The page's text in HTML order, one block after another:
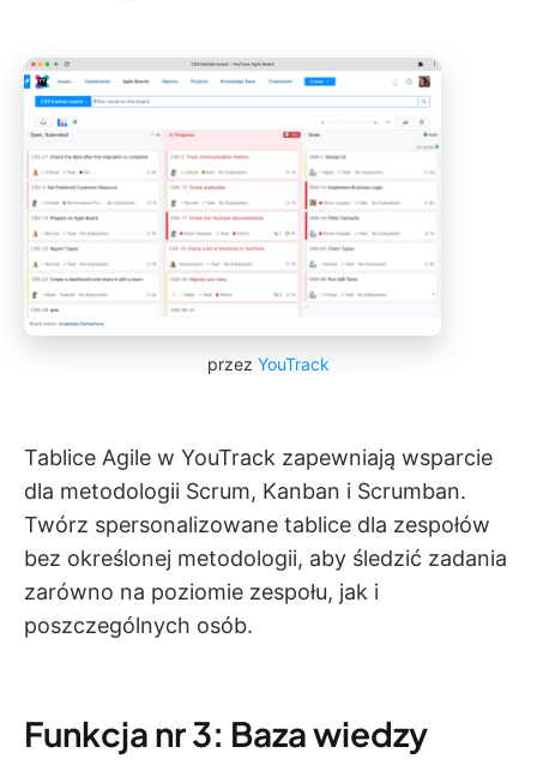
przez YouTrack
Tablice Agile w YouTrack zapewniają wsparcie
dla metodologii Scrum, Kanban i Scrumban.
Twórz spersonalizowane tablice dla zespołów
bez określonej metodologii, aby śledzić zadania
zarówno na poziomie zespołu, jak i
poszczególnych osób.
Funkcja nr 3: Baza wiedzy